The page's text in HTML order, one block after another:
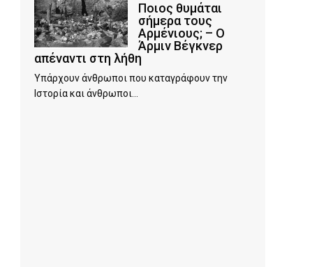
Ποιος θυμάται
σήμερα τους
Αρμένιους; – Ο
Άρμιν Βέγκνερ
απέναντι στη λήθη
Υπάρχουν άνθρωποι που καταγράφουν την
Ιστορία και άνθρωποι...